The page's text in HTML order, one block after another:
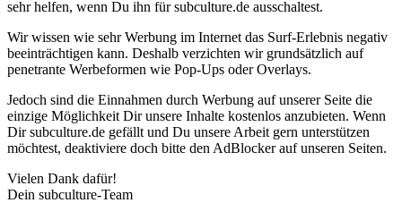
sehr helfen, wenn Du ihn für subculture.de ausschaltest.
Wir wissen wie sehr Werbung im Internet das Surf-Erlebnis negativ
beeinträchtigen kann. Deshalb verzichten wir grundsätzlich auf
penetrante Werbeformen wie Pop-Ups oder Overlays.
Jedoch sind die Einnahmen durch Werbung auf unserer Seite die
einzige Möglichkeit Dir unsere Inhalte kostenlos anzubieten. Wenn
Dir subculture.de gefällt und Du unsere Arbeit gern unterstützen
möchtest, deaktiviere doch bitte den AdBlocker auf unseren Seiten.
Vielen Dank dafür!
Dein subculture-Team